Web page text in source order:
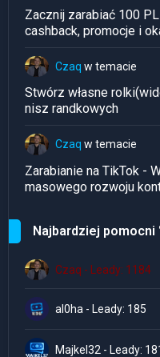
Zacznij zarabiać 100
cashback, promocje i
Czaq w temacie
Stwórz własne
nisz randkowych
Czaq w temacie
Zarabianie na TikTok -
masowego rozwoju
Najbardziej pomocni
Czaq - Leady: 1184
al0ha - Leady: 185
Majkel32 - Leady: